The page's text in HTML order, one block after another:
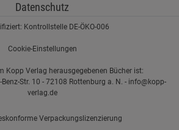
Datenschutz
Kontrollstelle DE-ÖKO-006
Cookie-Einstellungen
Kopp Verlag herausgegebenen Bücher ist:
Str. 10 - 72108 Rottenburg a. N. - info@kopp-
verlag.de
Verpackungslizenzierung